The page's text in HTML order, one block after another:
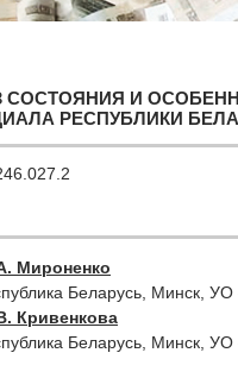
СОСТОЯНИЯ И
РЕСПУБЛИКИ
Мироненко
Беларусь, Минск, УО
Кривенкова
Беларусь, Минск, УО